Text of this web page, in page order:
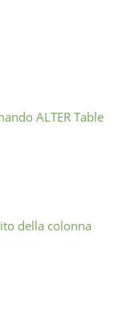
ALTER Table
della colonna